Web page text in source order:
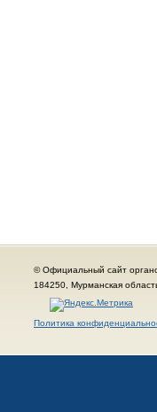
© Официальный сайт
184250, Мурманская
Политика